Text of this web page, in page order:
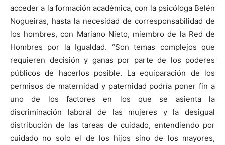
acceder a la formación académica, con la psicóloga Belén
Nogueiras, hasta la necesidad de corresponsabilidad de
los hombres, con Mariano Nieto, miembro de la Red de
Hombres por la Igualdad. “Son temas complejos que
requieren decisión y ganas por parte de los poderes
públicos de hacerlos posible. La equiparación de los
permisos de maternidad y paternidad podría poner fin a
uno de los factores en los que se asienta la
discriminación laboral de las mujeres y la desigual
distribución de las tareas de cuidado, entendiendo por
cuidado no solo el de los hijos sino de los mayores,